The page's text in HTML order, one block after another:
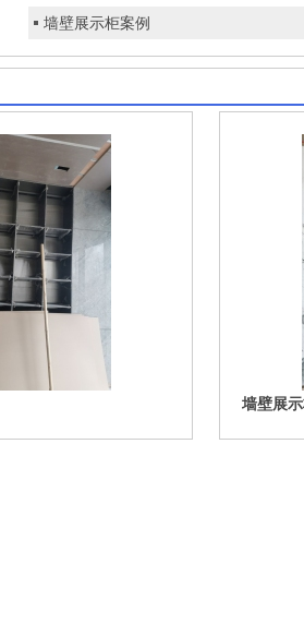
墙壁展示柜案例
墙壁展